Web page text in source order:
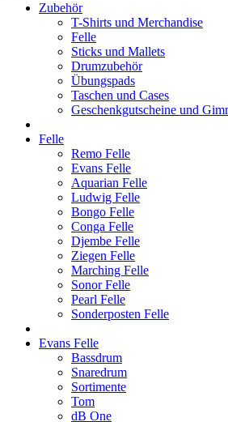
Zubehör
T-Shirts und Merchandise
Felle
Sticks und Mallets
Drumzubehör
Übungspads
Taschen und Cases
Geschenkgutscheine und
Felle
Remo Felle
Evans Felle
Aquarian Felle
Ludwig Felle
Bongo Felle
Conga Felle
Djembe Felle
Ziegen Felle
Marching Felle
Sonor Felle
Pearl Felle
Sonderposten Felle
Evans Felle
Bassdrum
Snaredrum
Sortimente
Tom
dB One